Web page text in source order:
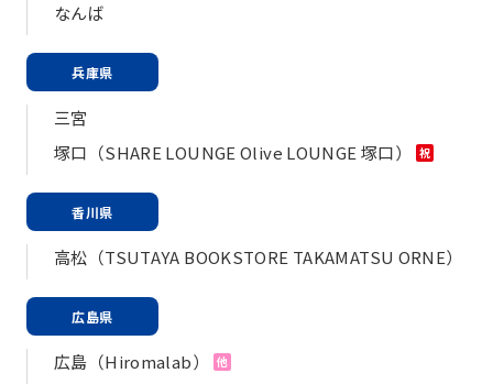
なんば
兵庫県
三宮
塚口（SHARE LOUNGE Olive LOUNGE 塚口）
祝
香川県
高松（TSUTAYA BOOKSTORE TAKAMATSU ORNE）
広島県
広島（Hiromalab） 他